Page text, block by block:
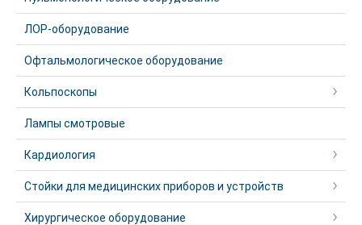
ЛОР-оборудование
Офтальмологическое оборудование
Кольпоскопы
Лампы смотровые
Кардиология
Стойки для медицинских приборов и устройств
Хирургическое оборудование